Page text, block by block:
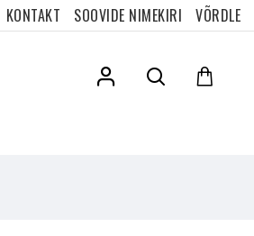
KONTAKT SOOVIDE NIMEKIRI VÕRDLE